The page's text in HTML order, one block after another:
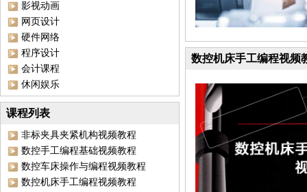
影视动画
网页设计
硬件网络
程序设计
会计课程
休闲娱乐
课程列表
非标夹具夹紧机构视频教程
数控手工编程基础视频教程
数控车床操作与编程视频教程
数控机床手工编程视频教程
数控机床手工编程视频